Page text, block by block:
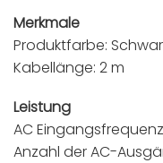
Merkmale
Produktfarbe:
Kabellänge: 2 m
Leistung
AC
Anzahl der AC-